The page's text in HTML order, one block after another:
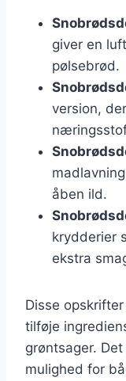
giver en
pølsebrød.
version,
åben ild.
krydderier
ekstra
Disse
tilføje
grøntsager.
mulighed for